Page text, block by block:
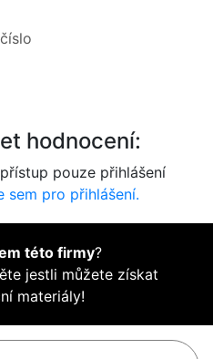
hodnocení:
pouze přihlášení
sem pro přihlášení.
této firmy?
jestli můžete získat
materiály!